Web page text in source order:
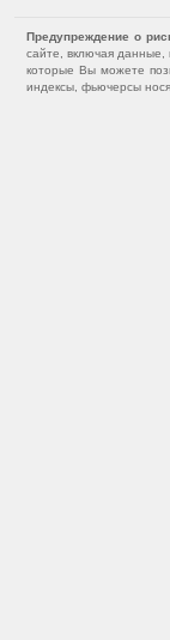
Предупреждение о
сайте, включая
которые Вы можете
индексы, фьючерсы